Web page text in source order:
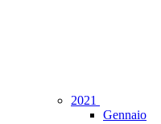
2021
Gennaio